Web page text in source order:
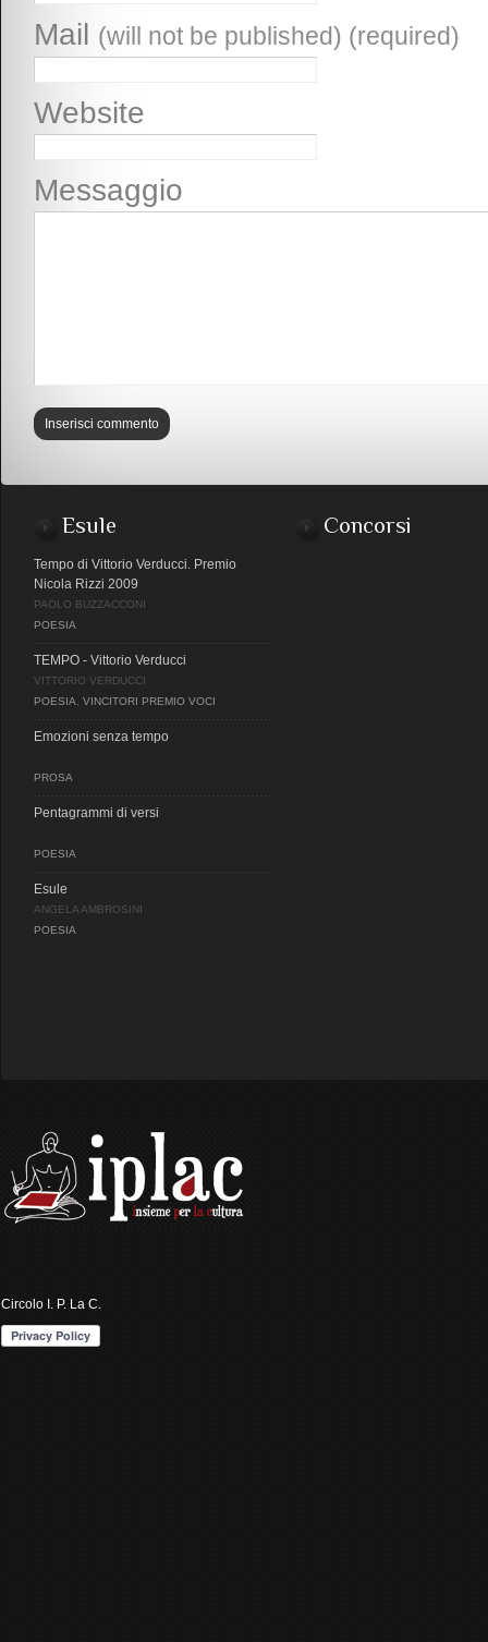
Mail (will not be published) (required)
Website
Messaggio
Esule
Tempo di Vittorio Verducci. Premio
Nicola Rizzi 2009
PAOLO BUZZACCONI
POESIA
TEMPO - Vittorio Verducci
VITTORIO VERDUCCI
POESIA
VINCITORI PREMIO VOCI
Emozioni senza tempo
PROSA
Pentagrammi di versi
POESIA
Esule
ANGELA AMBROSINI
POESIA
Concorsi
Circolo I. P. La C.